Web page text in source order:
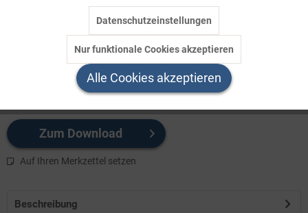
Das Buch Rut der hebräischen Bibel gilt als Novelle. Sie erzählt
von Noomi, Rut und ihrer Familie, die in die Fremde gehen, um
Ihre Vorteile auf einen Blick >>
Zum Download
Auf Ihren Merkzettel setzen
Beschreibung
Inaktiv
Datenschutzeinstellungen
Nur funktionale Cookies akzeptieren
Alle Cookies akzeptieren